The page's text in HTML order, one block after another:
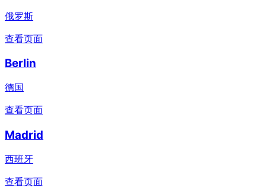
俄罗斯
查看页面
Berlin
德国
查看页面
Madrid
西班牙
查看页面